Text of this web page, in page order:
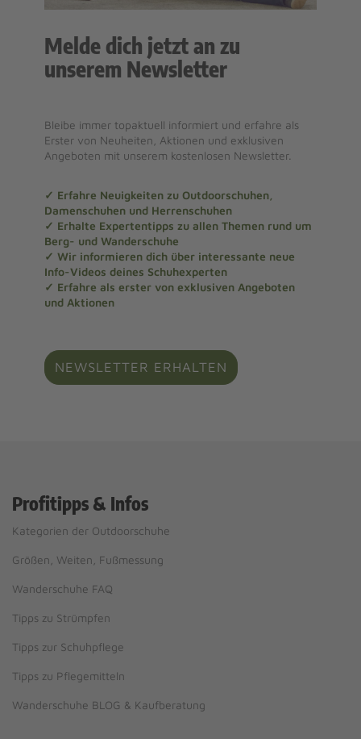
Melde dich jetzt an zu
unserem Newsletter
Bleibe immer topaktuell informiert und erfahre als
Erster von Neuheiten, Aktionen und exklusiven
Angeboten mit unserem kostenlosen Newsletter.
✓ Erfahre Neuigkeiten zu Outdoorschuhen,
Damenschuhen und Herrenschuhen
✓ Erhalte Expertentipps zu allen Themen rund um
Berg- und Wanderschuhe
✓ Wir informieren dich über interessante neue
Info-Videos deines Schuhexperten
✓ Erfahre als erster von exklusiven Angeboten
und Aktionen
NEWSLETTER ERHALTEN
Profitipps & Infos
Kategorien der Outdoorschuhe
Größen, Weiten, Fußmessung
Wanderschuhe FAQ
Tipps zu Strümpfen
Tipps zur Schuhpflege
Tipps zu Pflegemitteln
Wanderschuhe BLOG & Kaufberatung